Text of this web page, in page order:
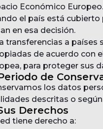
Económico Europeo.
el país está cubierto
en esa decisión.
transferencias a
de acuerdo con
para proteger sus
de
los datos
descritas o según
Derechos
tiene derecho a: